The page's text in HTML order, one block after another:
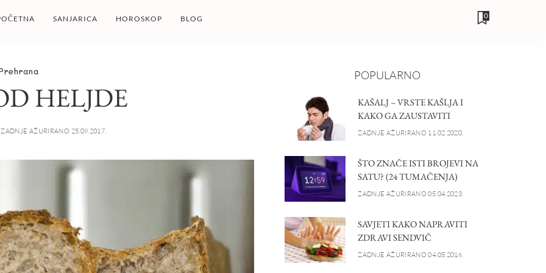
SANJARICA HOROSKOP BLOG 0
HELJDE
ZADNJE AŽURIRANO 25.09.2017.
POPULARNO
KAŠALJ – VRSTE KAŠLJA I
KAKO GA ZAUSTAVITI
ZADNJE AŽURIRANO 11.02.2020.
ŠTO ZNAČE ISTI BROJEVI NA
SATU? (24 TUMAČENJA)
ZADNJE AŽURIRANO 05.04.2023.
SAVJETI KAKO NAPRAVITI
ZDRAVI SENDVIČ
ZADNJE AŽURIRANO 04.05.2016.